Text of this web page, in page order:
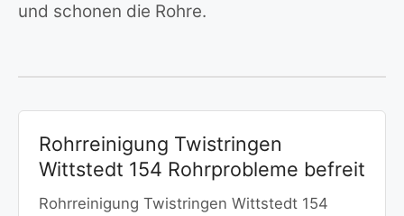
und schonen die Rohre.
Rohrreinigung Twistringen
Wittstedt 154 Rohrprobleme befreit
Rohrreinigung Twistringen Wittstedt 154